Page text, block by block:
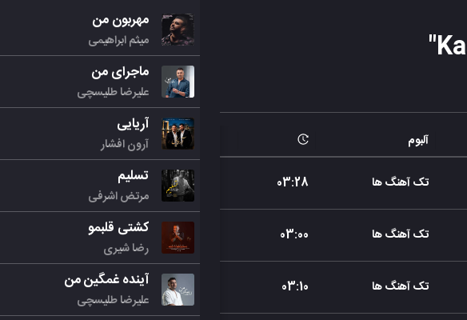
"
آلبوم
تک آهنگ ها 03:28
تک آهنگ ها 03:00
تک آهنگ ها 03:10
مهربون من
میثم ابراهیمی
ماجرای من
علیرضا طلیسچی
آریایی
آرون افشار
تسلیم
مرتض اشرفی
کشتی قلبمو
رضا شیری
آینده غمگین من
علیرضا طلیسچی